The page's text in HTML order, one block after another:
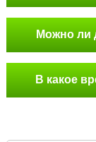
Можно ли
В какое